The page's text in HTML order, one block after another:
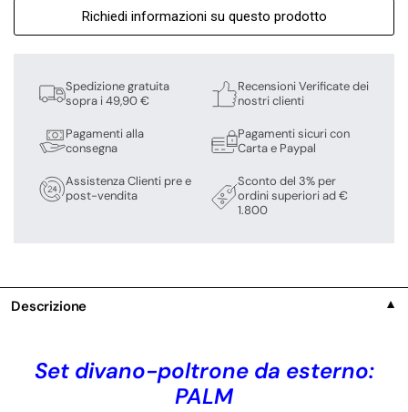
Richiedi informazioni su questo prodotto
Spedizione gratuita
sopra i 49,90 €
Pagamenti alla
consegna
Assistenza Clienti pre e
post-vendita
Recensioni Verificate dei
nostri clienti
Pagamenti sicuri con
Carta e Paypal
Sconto del 3% per
ordini superiori ad €
1.800
Descrizione ▼
Set divano-poltrone da esterno:
PALM